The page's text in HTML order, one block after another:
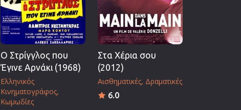
Ο Στρίγγλος που
Έγινε Αρνάκι (1968)
Ελληνικός
Κινηματογράφος
Κωμωδίες
Στα Χέρια σου
(2012)
Αισθηματικές Δραματικές
6.0